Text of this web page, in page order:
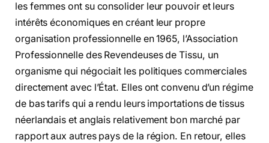
les femmes ont su consolider leur pouvoir et leurs
intérêts économiques en créant leur propre
organisation professionnelle en 1965, l’Association
Professionnelle des Revendeuses de Tissu, un
organisme qui négociait les politiques commerciales
directement avec l’État. Elles ont convenu d’un régime
de bas tarifs qui a rendu leurs importations de tissus
néerlandais et anglais relativement bon marché par
rapport aux autres pays de la région. En retour, elles